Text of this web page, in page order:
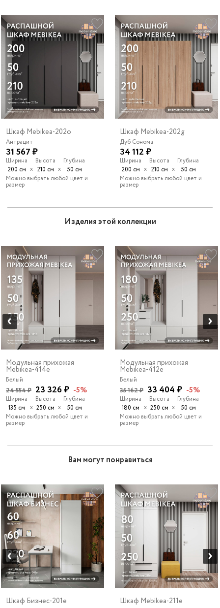
Шкаф Mebikea-202o
Антрацит
31 567 ₽
Ширина
200 см х
Высота
210 см х
Глубина
50 см
Можно выбрать любой цвет и
размер
Шкаф Mebikea-202g
Дуб Сонома
34 112 ₽
Ширина
200 см х
Высота
210 см х
Глубина
50 см
Можно выбрать любой цвет и
размер
Изделия этой коллекции
Модульная прихожая
Mebikea-414e
Белый
24 554 ₽ 23 326 ₽ -5%
Ширина
135 см
х
Высота
250 см х
Глубина
50 см
Можно выбрать любой цвет и
размер
Модульная прихожая
Mebikea-412e
Белый
35 162 ₽ 33 404 ₽ -5%
Ширина
180 см х
Высота
250 см х
Глубина
50 см
Можно выбрать любой цвет и
размер
Вам могут понравиться
Шкаф Бизнес-201e Шкаф Mebikea-211e